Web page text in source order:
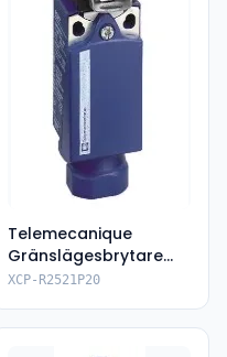
Telemecanique
Gränslägesbrytare
XCPR2521P20
XCP-R2521P20